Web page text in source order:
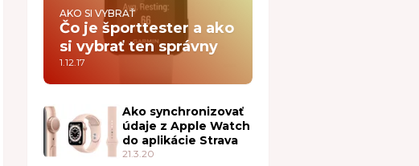
AKO SI VYBRAŤ
Čo je športtester a ako
si vybrať ten správny
1.12.17
Ako synchronizovať
údaje z Apple Watch
do aplikácie Strava
21.3.20